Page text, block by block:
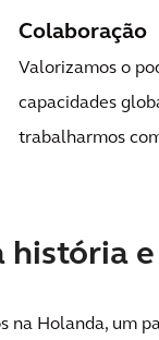
Colaboração
Valorizamos o
capacidades
trabalharmos
história
na Holanda, um